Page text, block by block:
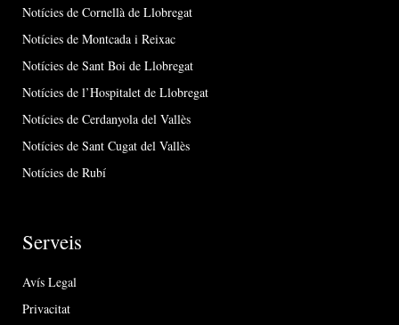
Notícies de Cornellà de Llobregat
Notícies de Montcada i Reixac
Notícies de Sant Boi de Llobregat
Notícies de l’Hospitalet de Llobregat
Notícies de Cerdanyola del Vallès
Notícies de Sant Cugat del Vallès
Notícies de Rubí
Serveis
Avís Legal
Privacitat